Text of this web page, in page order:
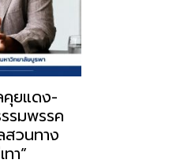
ชนจับมือ
ยตัวเอง
นเสียง
เพียง